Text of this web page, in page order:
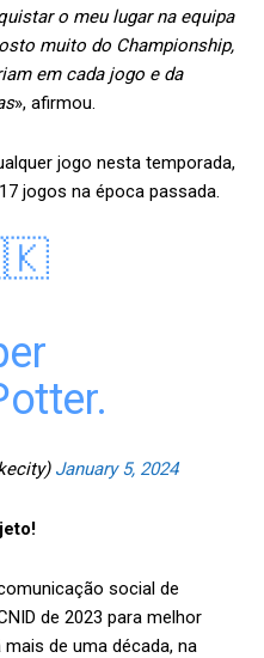
o meu lugar na equipa
muito do Championship,
em cada jogo e da
», afirmou.
jogo nesta temporada,
jogos na época passada.
January 5, 2024
social de
de 2023 para melhor
de uma década, na